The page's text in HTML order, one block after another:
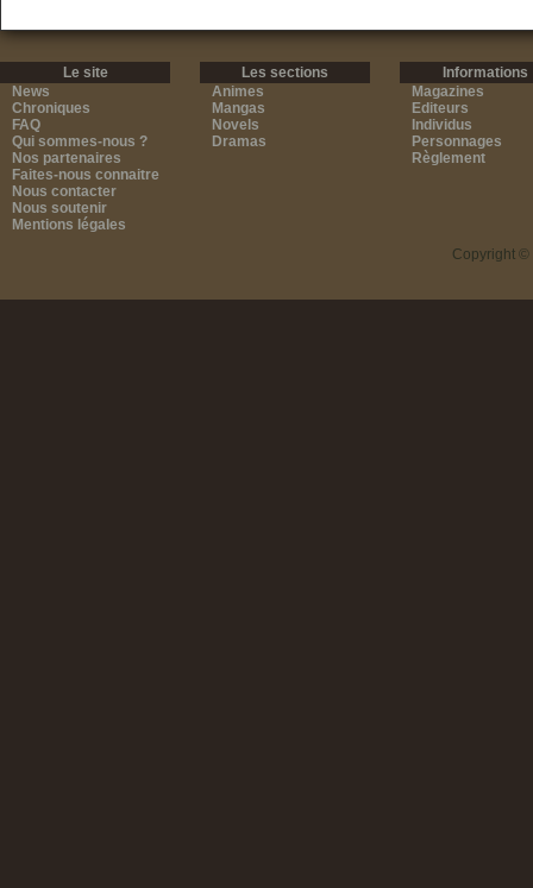
Le site
News
Chroniques
FAQ
Qui sommes-nous ?
Nos partenaires
Faites-nous connaitre
Nous contacter
Nous soutenir
Mentions légales
Les sections
Animes
Mangas
Novels
Dramas
Informations
Magazines
Editeurs
Individus
Personnages
Règlement
Copyright ©